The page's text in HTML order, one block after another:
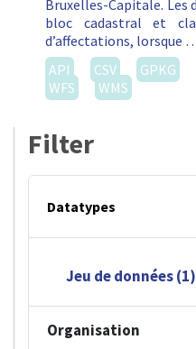
Bruxelles-Capitale. Les
bloc cadastral et
d’affectations, lorsque
API
CSV GPKG
WFS
WMS
Filter
Datatypes
Jeu de données (1)
Organisation